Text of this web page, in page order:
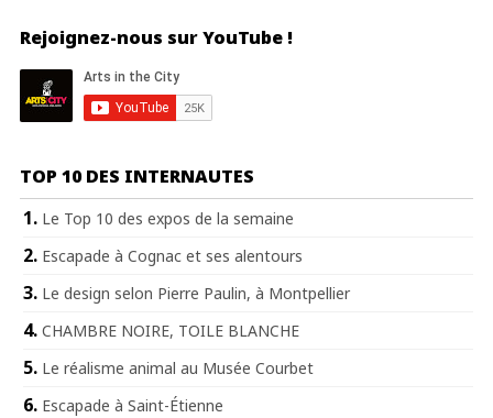
Rejoignez-nous sur YouTube !
TOP 10 DES INTERNAUTES
Le Top 10 des expos de la semaine
Escapade à Cognac et ses alentours
Le design selon Pierre Paulin, à Montpellier
CHAMBRE NOIRE, TOILE BLANCHE
Le réalisme animal au Musée Courbet
Escapade à Saint-Étienne